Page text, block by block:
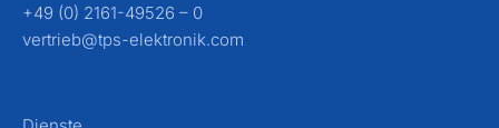
+49 (0) 2161-49526 – 0
vertrieb@tps-elektronik.com